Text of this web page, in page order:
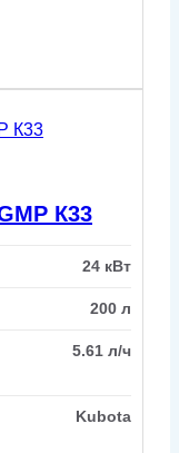
К33
24 кВт
200 л
5.61 л/ч
Kubota